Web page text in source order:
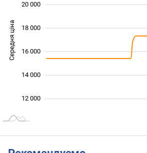
Середня ціна
12 000
14 000
16 000
18 000
20 000